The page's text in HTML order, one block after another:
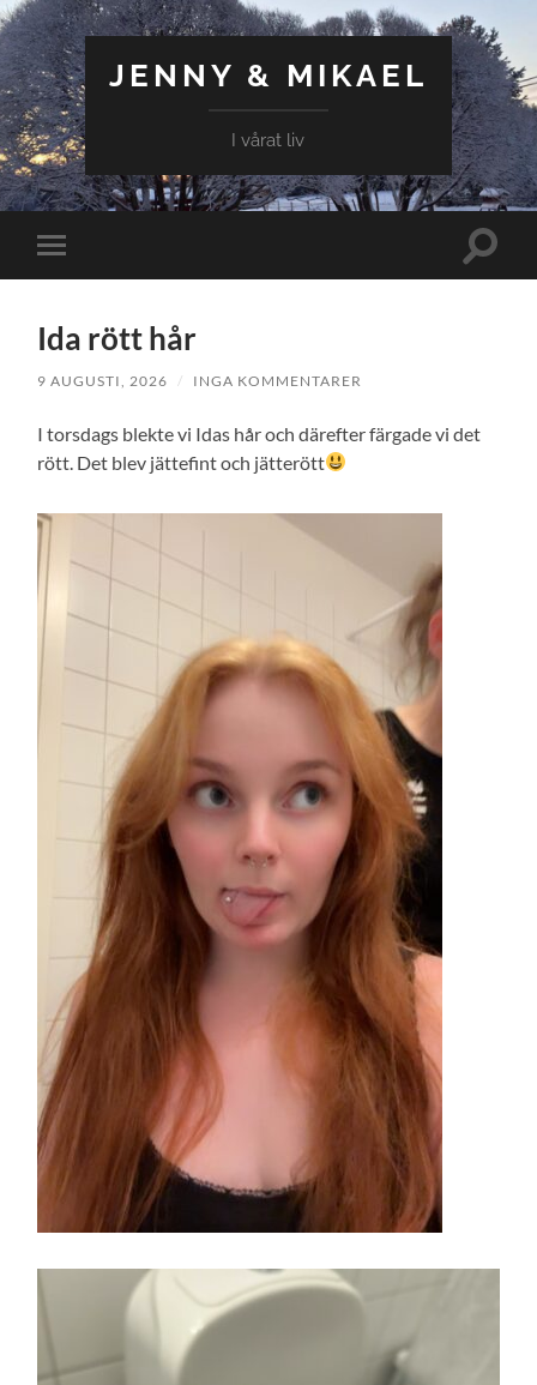
JENNY & MIKAEL
I vårat liv
Slå
på/av
Slå
Ida rött hår
9 AUGUSTI, 2026 / INGA KOMMENTARER
I torsdags blekte vi Idas hår och därefter färgade vi det
rött. Det blev jättefint och jätterött